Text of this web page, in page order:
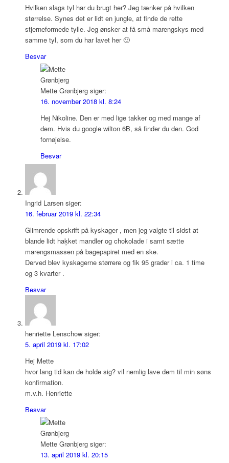
Hvilken slags tyl har du brugt her? Jeg tænker på hvilken
størrelse. Synes det er lidt en jungle, at finde de rette
stjerneformede tylle. Jeg ønsker at få små marengskys med
samme tyl, som du har lavet her 🙂
Besvar
Mette Grønbjerg siger:
16. november 2018 kl. 8:24
Hej Nikoline. Den er med lige takker og med mange af
dem. Hvis du google wilton 6B, så finder du den. God
fornøjelse.
Besvar
Ingrid Larsen siger:
16. februar 2019 kl. 22:34
Glimrende opskrift på kyskager , men jeg valgte til sidst at
blande lidt haķket mandler og chokolade i samt sætte
marengsmassen på bagepapiret med en ske.
Derved blev kyskagerne størrere og fik 95 grader i ca. 1 time
og 3 kvarter .
Besvar
henriette Lenschow siger:
5. april 2019 kl. 17:02
Hej Mette
hvor lang tid kan de holde sig? vil nemlig lave dem til min søns
konfirmation.
m.v.h. Henriette
Besvar
Mette Grønbjerg siger:
13. april 2019 kl. 20:15